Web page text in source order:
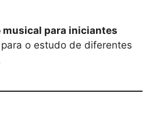
musical para iniciantes
o estudo de diferentes